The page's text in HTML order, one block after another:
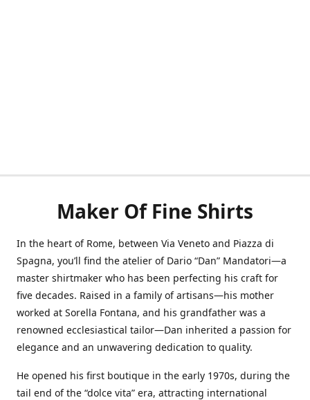
Maker Of Fine Shirts
In the heart of Rome, between Via Veneto and Piazza di
Spagna, you’ll find the atelier of Dario “Dan” Mandatori—a
master shirtmaker who has been perfecting his craft for
five decades. Raised in a family of artisans—his mother
worked at Sorella Fontana, and his grandfather was a
renowned ecclesiastical tailor—Dan inherited a passion for
elegance and an unwavering dedication to quality.
He opened his first boutique in the early 1970s, during the
tail end of the “dolce vita” era, attracting international